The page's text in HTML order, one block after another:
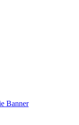
Banner